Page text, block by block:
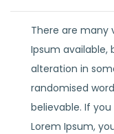
There are many
Ipsum
alteration in
randomised
believable. If
Lorem Ipsum,